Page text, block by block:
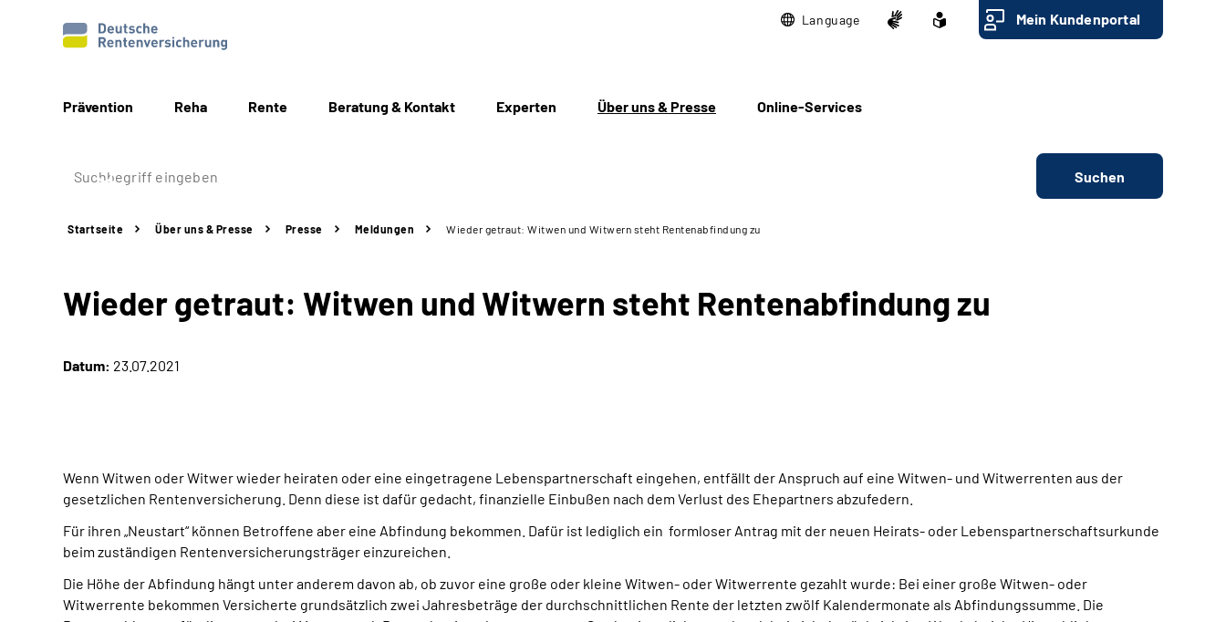
Language Mein Kundenportal
Prävention Reha Rente Beratung & Kontakt Experten Über uns & Presse Online-Services
Suchen
Startseite Über uns & Presse Presse Meldungen Wieder getraut: Witwen und Witwern steht Rentenabfindung zu
Wieder getraut: Witwen und Witwern steht Rentenabfindung zu
Datum: 23.07.2021
Wenn Witwen oder Witwer wieder heiraten oder eine eingetragene Lebenspartnerschaft eingehen, entfällt der Anspruch auf eine Witwen- und Witwerrenten aus der
gesetzlichen Rentenversicherung. Denn diese ist dafür gedacht, finanzielle Einbußen nach dem Verlust des Ehepartners abzufedern.
Für ihren „Neustart“ können Betroffene aber eine Abfindung bekommen. Dafür ist lediglich ein formloser Antrag mit der neuen Heirats- oder Lebenspartnerschaftsurkunde
beim zuständigen Rentenversicherungsträger einzureichen.
Die Höhe der Abfindung hängt unter anderem davon ab, ob zuvor eine große oder kleine Witwen- oder Witwerrente gezahlt wurde: Bei einer große Witwen- oder
Witwerrente bekommen Versicherte grundsätzlich zwei Jahresbeträge der durchschnittlichen Rente der letzten zwölf Kalendermonate als Abfindungssumme. Die